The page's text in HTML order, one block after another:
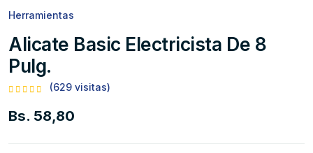
Herramientas
Alicate Basic Electricista De 8
Pulg.
(629 visitas)
Bs. 58,80